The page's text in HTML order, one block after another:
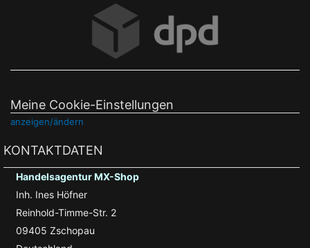
Meine Cookie-Einstellungen
anzeigen/ändern
KONTAKTDATEN
Handelsagentur MX-Shop
Inh. Ines Höfner
Reinhold-Timme-Str. 2
09405 Zschopau